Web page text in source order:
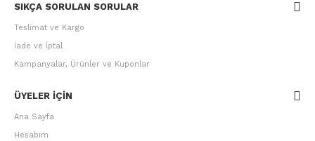
SIKÇA SORULAN SORULAR
Teslimat ve Kargo
İade ve İptal
Kampanyalar, Ürünler ve Kuponlar
ÜYELER IÇIN
Ana Sayfa
Hesabım